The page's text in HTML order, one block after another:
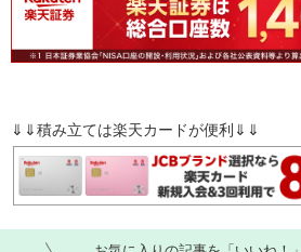
⇓⇓積み立ては楽天カードが便利⇓⇓